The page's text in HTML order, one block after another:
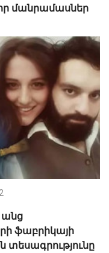
մանրամասներ
ֆաբրիկայի
տեսագրությունը